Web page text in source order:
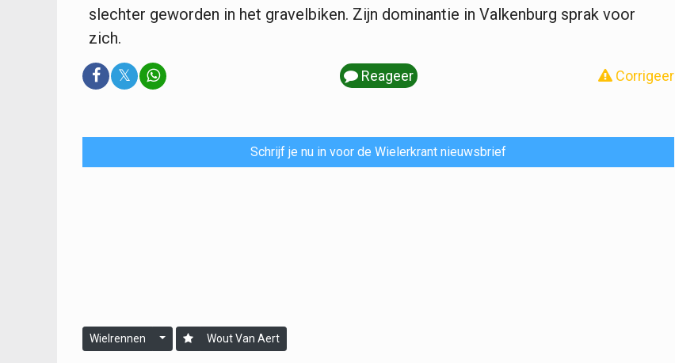
slechter geworden in het gravelbiken. Zijn dominantie in Valkenburg sprak voor
zich.
𝕏 Reageer Corrigeer
Schrijf je nu in voor de Wielerkrant nieuwsbrief
Wielrennen Wout Van Aert